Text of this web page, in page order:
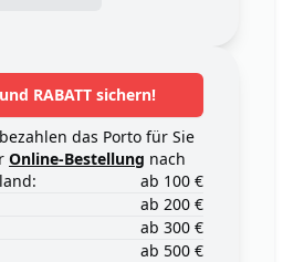
RABATT sichern!
das Porto für Sie
Online-Bestellung nach
ab 100 €
ab 200 €
ab 300 €
ab 500 €